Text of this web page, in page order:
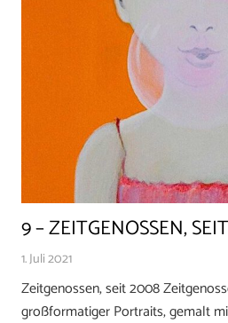
9 – ZEITGENOSSEN,
1. Juli 2021
Zeitgenossen, seit 2008
großformatiger Portraits, gemalt